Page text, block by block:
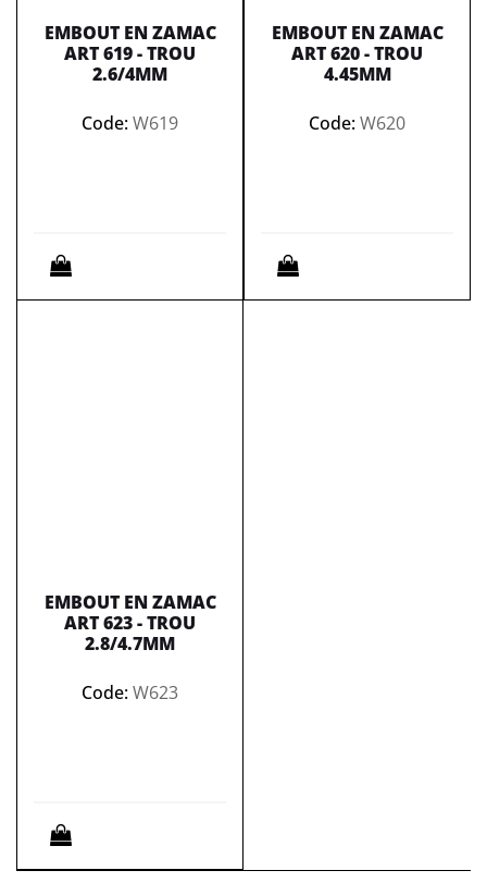
EMBOUT EN ZAMAC
ART 619 - TROU
2.6/4MM
Code:W619
Quantità
EMBOUT EN ZAMAC
ART 620 - TROU
4.45MM
Code:W620
Quantità
EMBOUT EN ZAMAC
ART 623 - TROU
2.8/4.7MM
Code:W623
Quantità